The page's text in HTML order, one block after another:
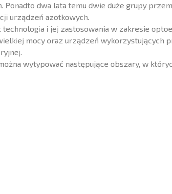
dwa lata temu dwie duże grupy
urządzeń azotkowych.
i jej zastosowania w zakresie
mocy oraz urządzeń wykorzystujących
wytypować następujące obszary, w